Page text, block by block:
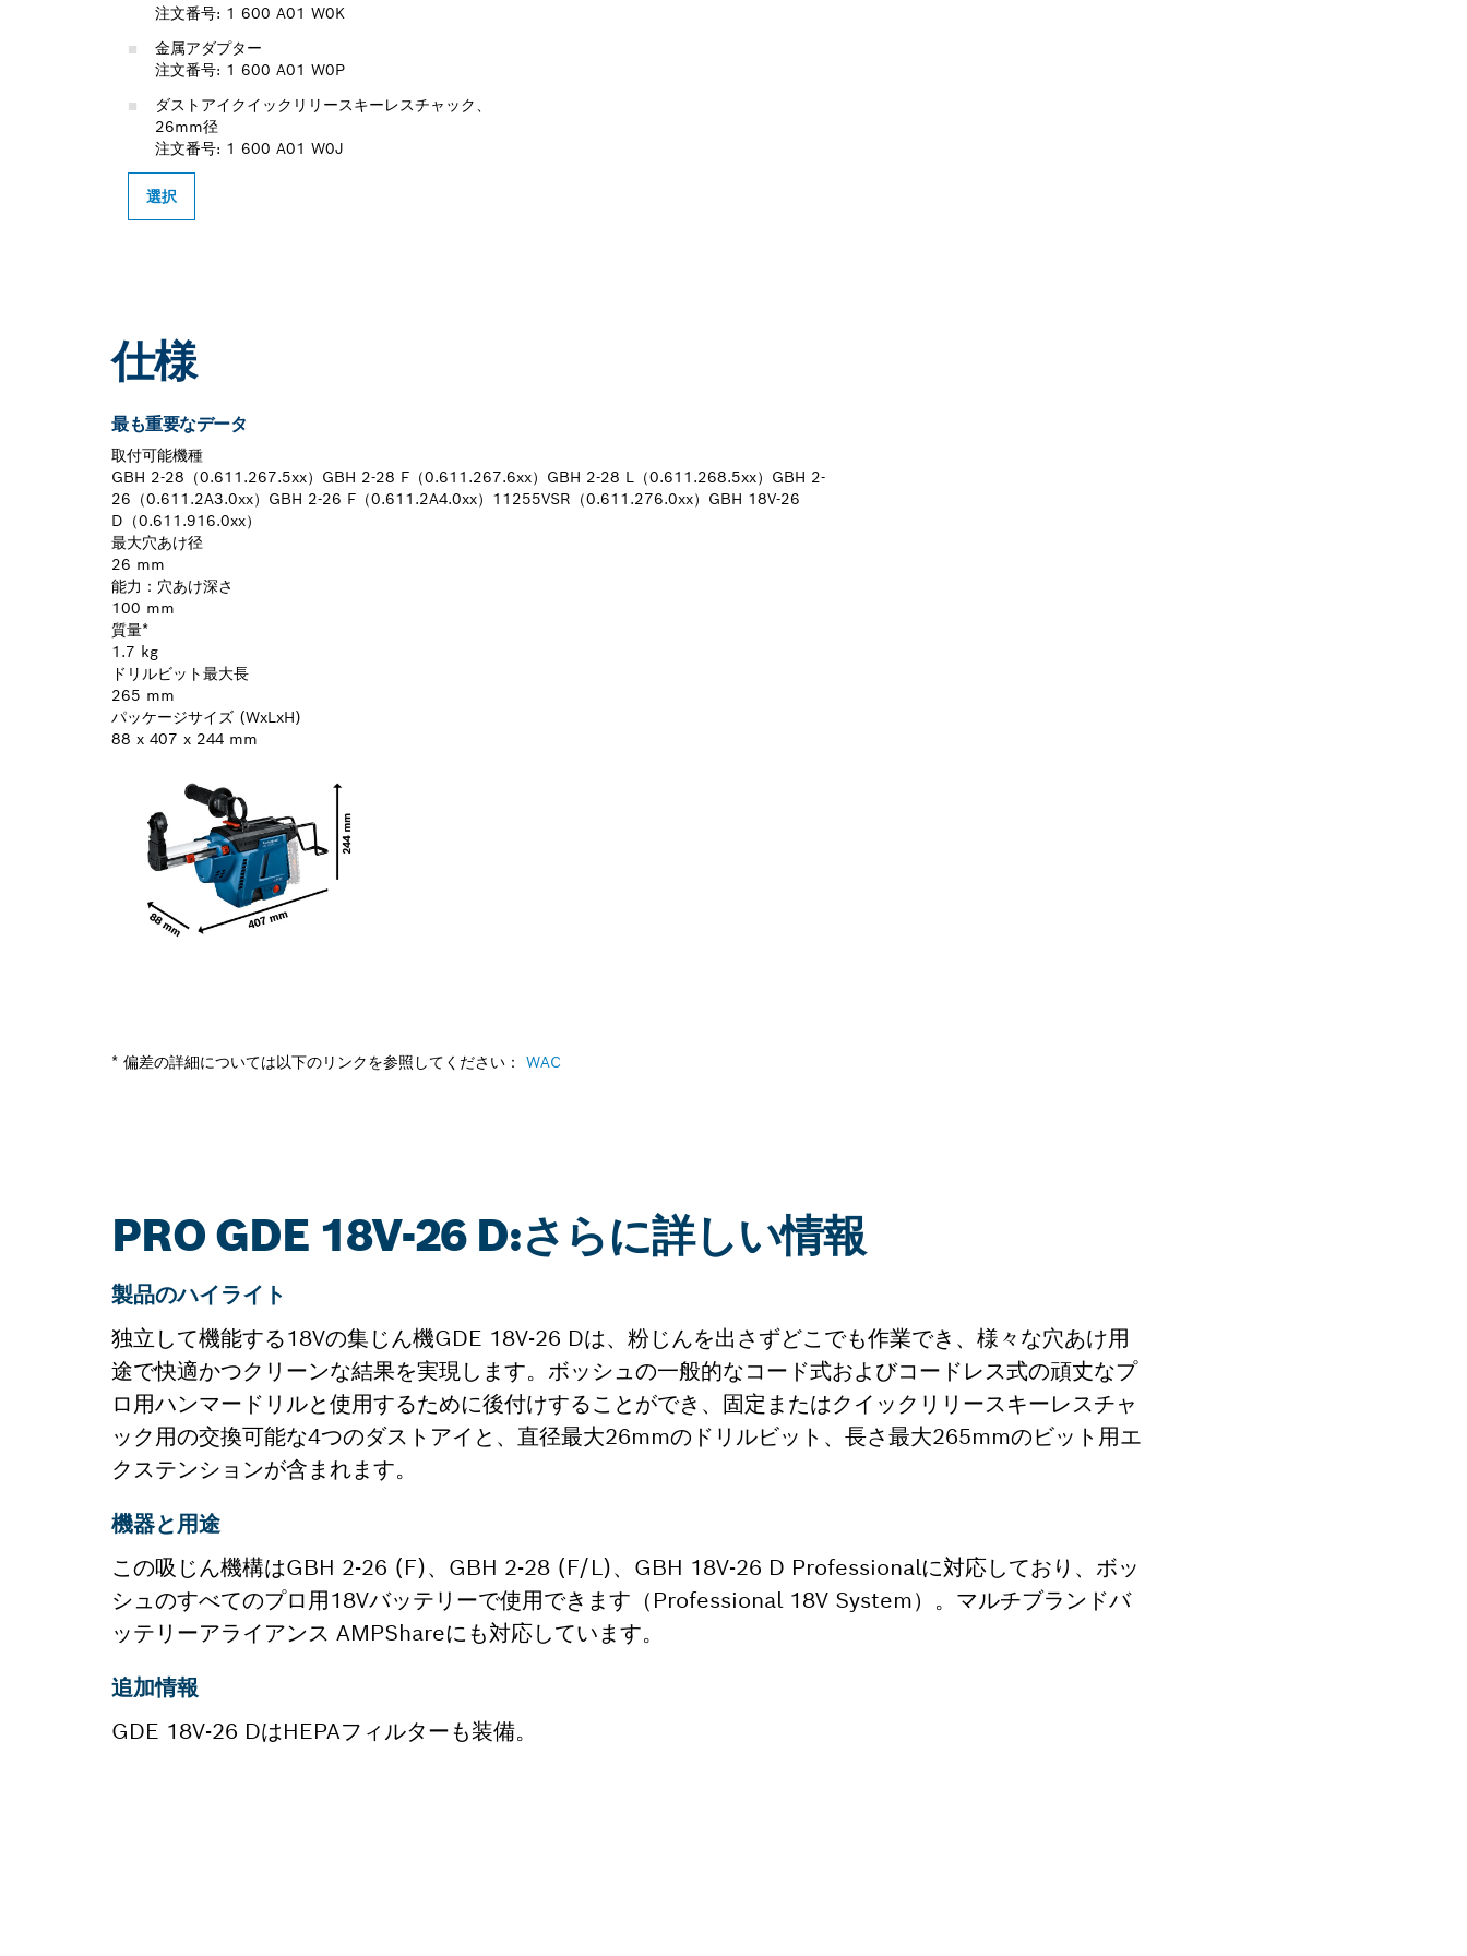
注文番号: 1 600 A01 W0K
金属アダプター
注文番号: 1 600 A01 W0P
ダストアイクイックリリースキーレスチャック、
26mm径
注文番号: 1 600 A01 W0J
選択
仕様
最も重要なデータ
取付可能機種
GBH 2-28（0.611.267.5xx）GBH 2-28 F（0.611.267.6xx）GBH 2-28 L（0.611.268.5xx）GBH 2-
26（0.611.2A3.0xx）GBH 2-26 F（0.611.2A4.0xx）11255VSR（0.611.276.0xx）GBH 18V-26
D（0.611.916.0xx）
最大穴あけ径
26 mm
能力：穴あけ深さ
100 mm
質量*
1.7 kg
ドリルビット最大長
265 mm
パッケージサイズ (WxLxH)
88 x 407 x 244 mm
* 偏差の詳細については以下のリンクを参照してください： WAC
PRO GDE 18V-26 D:さらに詳しい情報
製品のハイライト
独立して機能する18Vの集じん機GDE 18V-26 Dは、粉じんを出さずどこでも作業でき、様々な穴あけ用
途で快適かつクリーンな結果を実現します。ボッシュの一般的なコード式およびコードレス式の頑丈なプ
ロ用ハンマードリルと使用するために後付けすることができ、固定またはクイックリリースキーレスチャ
ック用の交換可能な4つのダストアイと、直径最大26mmのドリルビット、長さ最大265mmのビット用エ
クステンションが含まれます。
機器と用途
この吸じん機構はGBH 2-26 (F)、GBH 2-28 (F/L)、GBH 18V-26 D Professionalに対応しており、ボッ
シュのすべてのプロ用18Vバッテリーで使用できます（Professional 18V System）。マルチブランドバ
ッテリーアライアンス AMPShareにも対応しています。
追加情報
GDE 18V-26 DはHEPAフィルターも装備。